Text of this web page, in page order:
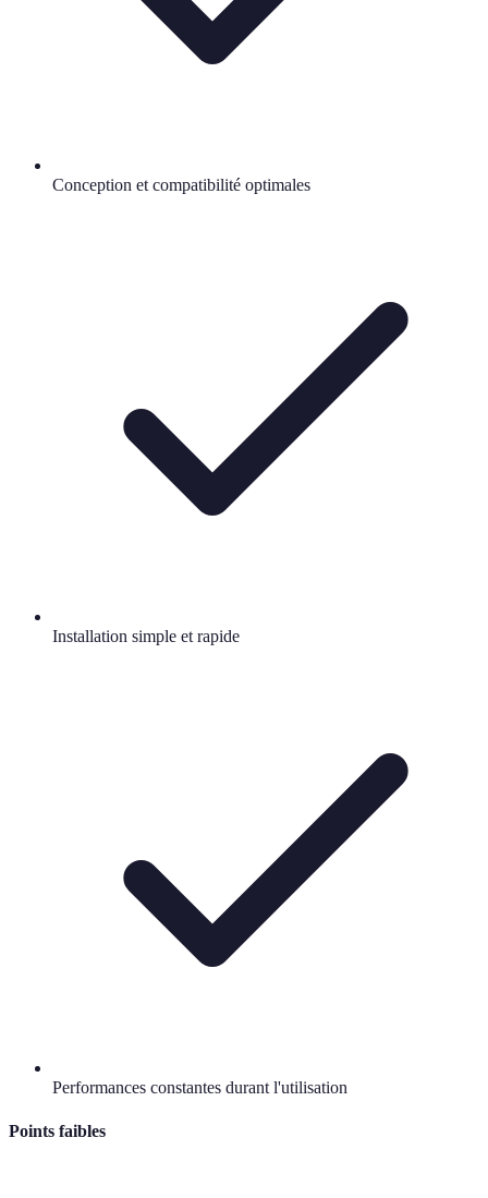
Conception et compatibilité optimales
Installation simple et rapide
Performances constantes durant l'utilisation
Points faibles